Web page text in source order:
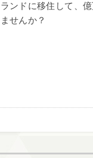
ンドに移住して、
せんか？